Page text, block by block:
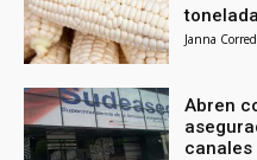
Janna
Abren
canales